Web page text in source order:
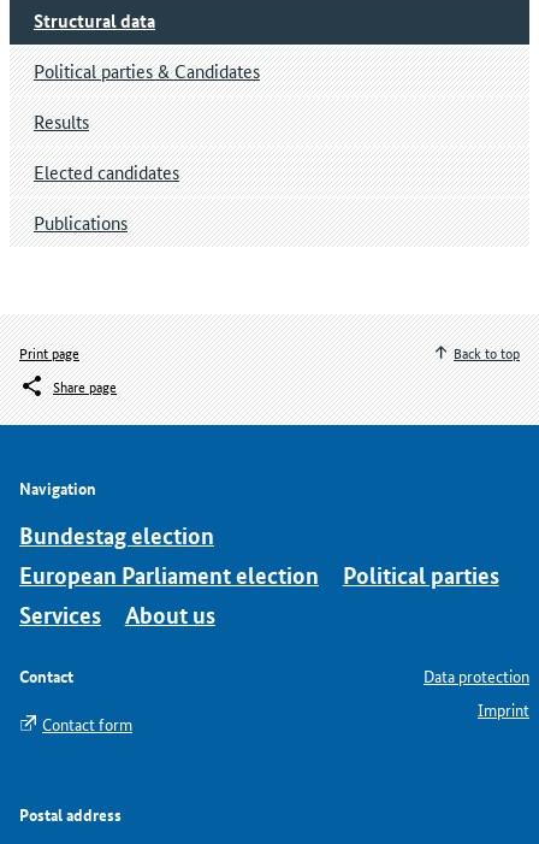
Structural data
Political parties & Candidates
Results
Elected candidates
Publications
Print page
Share page
Back to top
Navigation
Bundestag election
European Parliament election
Political parties
Services
About us
Contact
Contact form
Postal address
Data protection
Imprint